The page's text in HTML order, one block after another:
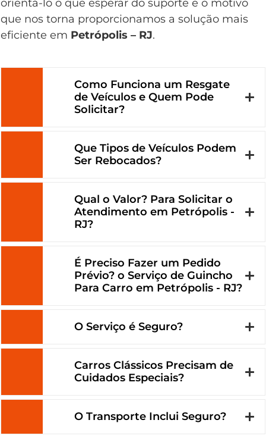
orientá-lo o que esperar do suporte e o motivo
que nos torna proporcionamos a solução mais
eficiente em Petrópolis – RJ.
Como Funciona um Resgate
de Veículos e Quem Pode
Solicitar?
Que Tipos de Veículos Podem
Ser Rebocados?
Qual o Valor? Para Solicitar o
Atendimento em Petrópolis -
RJ?
É Preciso Fazer um Pedido
Prévio? o Serviço de Guincho
Para Carro em Petrópolis - RJ?
O Serviço é Seguro?
Carros Clássicos Precisam de
Cuidados Especiais?
O Transporte Inclui Seguro?